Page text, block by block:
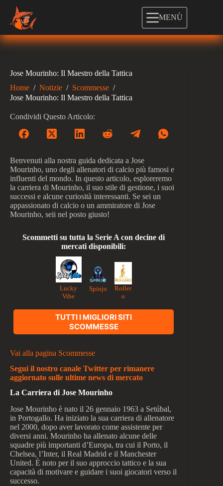
contenuto
MENÙ
Jose Mourinho: Il Maestro della Tattica
Home / Notizie / Scommesse /
Jose Mourinho: Il Maestro della Tattica
Condividi Questo Articolo:
Benvenuti alla nostra guida dedicata a Jose
Mourinho, uno degli allenatori di calcio più famosi e
influenti del mondo. In questo articolo, esploreremo
la carriera di Mourinho, il suo stile di gestione, i suoi
successi e alcune curiosità interessanti. Se sei un
appassionato di calcio o un ammiratore di Jose
Mourinho, seii nel posto giusto!
Scommetti su tutta la Serie A con decine di
mercati disponibili:
Lucky
Vibe
Spinjo
Roller
o
TUTTI I MIGLIORI SITI
SCOMMESSE
Vai alla pagina Scommesse
Segui il nostro canale Twitter per rimanere
aggiornato sulle ultime news di mercato
La Carriera di Jose Mourinho
Jose Mourinho è nato il 26 gennaio 1963 a Setúbal,
in Portogallo. Ha iniziato la sua carriera di allenatore
nel 2000, dopo aver lavorato come assistente per
diversi anni. Mourinho ha allenato alcune delle
squadre più importanti d’Europa, tra cui il Porto, il
Chelsea, l’Inter, il Real Madrid e il Manchester
United. È noto per il suo approccio tattico e la sua
capacità di motivare e guidare i suoi giocatori verso il
successo.